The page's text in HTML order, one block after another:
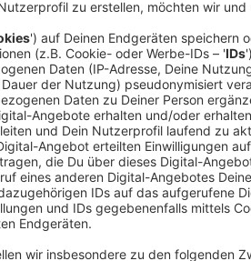
für das Rainbow Festival gewinnen
die Top-Stars den ganzen
zum Ticketverkauf bekommt ihr
Stars auf der Sunshine Stage